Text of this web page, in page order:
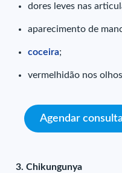
dores leves nas
aparecimento de
coceira;
vermelhidão nos
Agendar
3. Chikungunya